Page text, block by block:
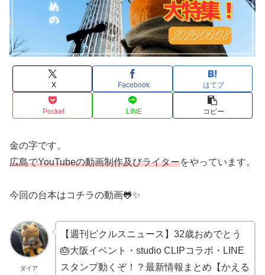
X Facebook はてブ
Pocket LINE コピー
金の字です。
広島でYouTubeの動画制作及びライターをやっています。
今回の台本はコチラの動画🐸✨
ダイア
【週刊ピクルスニュース】32歳おめでとう
🎂大阪イベント・studio CLIPコラボ・LINE
スタンプ動くぞ！？最新情報まとめ【かえる